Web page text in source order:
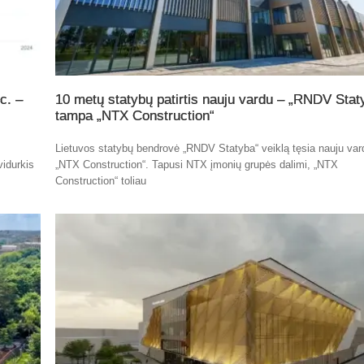
–
10 metų statybų patirtis nauju vardu – „RNDV
tampa „NTX Construction“
Lietuvos statybų bendrovė „RNDV Statyba“ veiklą tęsia nauju
„NTX Construction“. Tapusi NTX įmonių grupės dalimi, „NTX
Construction“ toliau